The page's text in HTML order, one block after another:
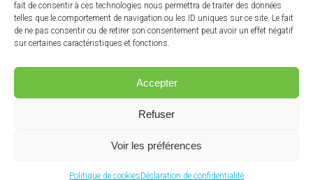
fait de consentir à ces technologies nous permettra de traiter des données
telles que le comportement de navigation ou les ID uniques sur ce site. Le fait
de ne pas consentir ou de retirer son consentement peut avoir un effet négatif
sur certaines caractéristiques et fonctions.
Accepter
Refuser
Voir les préférences
Politique de cookiesDéclaration de confidentialité